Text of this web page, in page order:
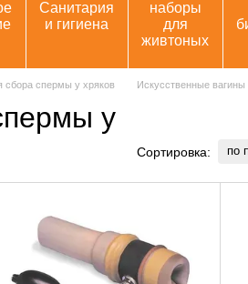
Санитария
и гигиена
наборы
для
живтоных
сбора спермы у хряков Искусственные вагины
у
Сортировка: по